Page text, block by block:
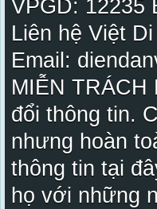
VPGD: 12235
Liên hệ Việt
Email:
MIỄN TRÁCH
đổi thông tin.
nhưng hoàn
thông tin tại
họ với những